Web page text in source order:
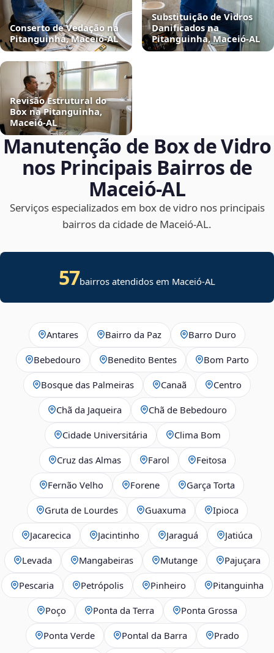
Conserto de Vedação na
Pitanguinha, Maceió‑AL
Substituição de Vidros
Danificados na
Pitanguinha, Maceió‑AL
Revisão Estrutural do
Box na Pitanguinha,
Maceió‑AL
Manutenção de Box de Vidro
nos Principais Bairros de
Maceió‑AL
Serviços especializados em box de vidro nos principais
bairros da cidade de Maceió‑AL.
57bairros atendidos em Maceió-AL
Antares Bairro da Paz Barro Duro
Bebedouro Benedito Bentes Bom Parto
Bosque das Palmeiras Canaã Centro
Chã da Jaqueira Chã de Bebedouro
Cidade Universitária Clima Bom
Cruz das Almas Farol Feitosa
Fernão Velho Forene Garça Torta
Gruta de Lourdes Guaxuma Ipioca
Jacarecica Jacintinho Jaraguá Jatiúca
Levada Mangabeiras Mutange Pajuçara
Pescaria Petrópolis Pinheiro Pitanguinha
Poço Ponta da Terra Ponta Grossa
Ponta Verde Pontal da Barra Prado